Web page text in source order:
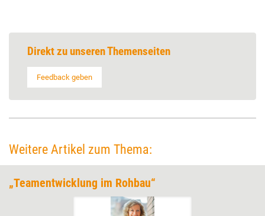
Direkt zu unseren Themenseiten
Feedback geben
Weitere Artikel zum Thema:
„Teamentwicklung im Rohbau“